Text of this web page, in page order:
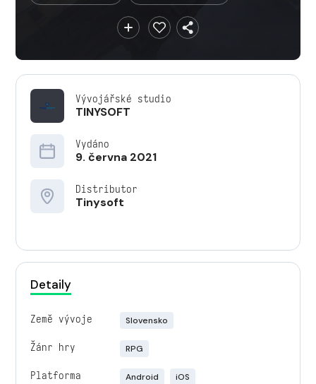
Vývojářské studio
TINYSOFT
Vydáno
9. června 2021
Distributor
Tinysoft
Detaily
Země vývoje Slovensko
Žánr hry RPG
Platforma Android iOS